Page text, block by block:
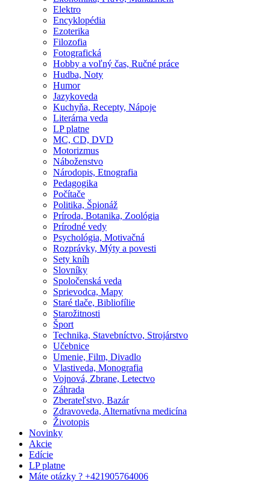
Elektro
Encyklopédia
Ezoterika
Filozofia
Fotografická
Hobby a voľný čas, Ručné práce
Hudba, Noty
Humor
Jazykoveda
Kuchyňa, Recepty, Nápoje
Literárna veda
LP platne
MC, CD, DVD
Motorizmus
Náboženstvo
Národopis, Etnografia
Pedagogika
Počítače
Politika, Špionáž
Príroda, Botanika, Zoológia
Prírodné vedy
Psychológia, Motivačná
Rozprávky, Mýty a povesti
Sety kníh
Slovníky
Spoločenská veda
Sprievodca, Mapy
Staré tlače, Bibliofílie
Starožitnosti
Šport
Technika, Stavebníctvo, Strojárstvo
Učebnice
Umenie, Film, Divadlo
Vlastiveda, Monografia
Vojnová, Zbrane, Letectvo
Záhrada
Zberateľstvo, Bazár
Zdravoveda, Alternatívna medicína
Životopis
Novinky
Akcie
Edície
LP platne
Máte otázky ? +421905764006